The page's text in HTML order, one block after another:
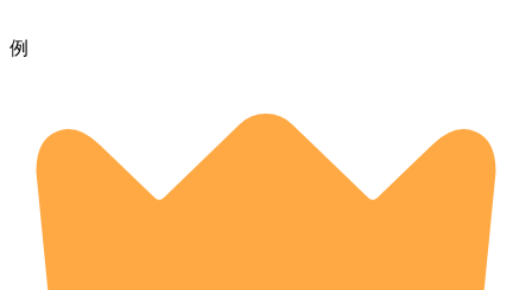
例